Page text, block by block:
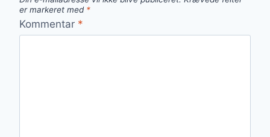
er markeret med *
Kommentar *